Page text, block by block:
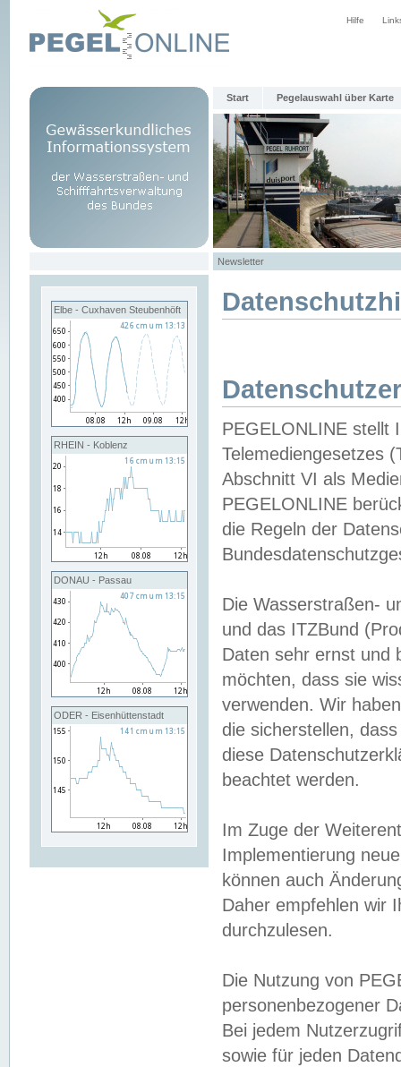
Hilfe
Start Pegelauswahl über Karte
Newsletter
Elbe - Cuxhaven Steubenhöft
RHEIN - Koblenz
DONAU - Passau
ODER - Eisenhüttenstadt
PEGELONLINE stellt
Telemediengesetzes
Abschnitt VI als
PEGELONLINE
die Regeln der
Die Wasserstraßen-
und das ITZBund
Daten sehr ernst und
möchten, dass sie
verwenden. Wir
die sicherstellen,
diese
beachtet werden.
Im Zuge der
Implementierung
können auch
Daher empfehlen wir
durchzulesen.
Die Nutzung von
personenbezogener
Bei jedem
sowie für jeden